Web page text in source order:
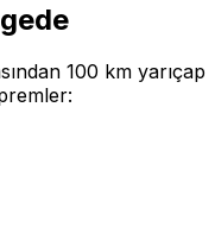
100 km yarıçap